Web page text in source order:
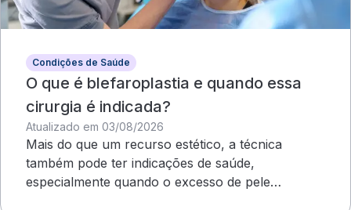
Condições de Saúde
O que é blefaroplastia e quando essa
cirurgia é indicada?
Atualizado em 03/08/2026
Mais do que um recurso estético, a técnica
também pode ter indicações de saúde,
especialmente quando o excesso de pele